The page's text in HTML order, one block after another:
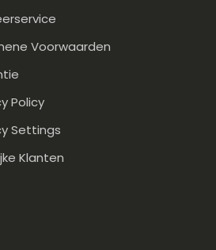
Voorwaarden
Policy
Settings
Klanten